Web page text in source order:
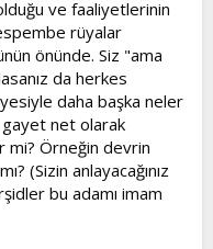
ve faaliyetlerinin
rüyalar
önünde. Siz "ama
da herkes
daha başka neler
gayet net olarak
mi? Örneğin devrin
(Sizin anlayacağınız
bu adamı imam